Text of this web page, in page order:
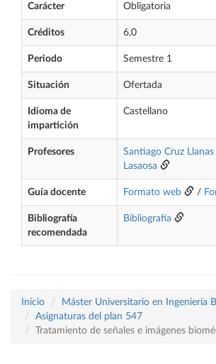
Carácter Obligatoria
Créditos 6,0
Periodo Semestre 1
Situación Ofertada
Idioma de
impartición
Castellano
Profesores Santiago Cruz Llanas
Lasaosa
Guía docente Formato web /
Bibliografía
recomendada
Bibliografía
Inicio
Máster Universitario en Ingeniería
Asignaturas del plan 547
Tratamiento de señales e imágenes